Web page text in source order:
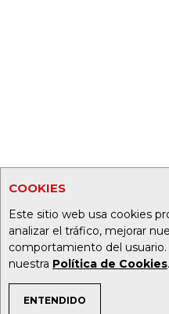
COOKIES
Este sitio web usa cookies
analizar el tráfico, mejorar
comportamiento del usuario.
nuestra Política de Cookies.
ENTENDIDO